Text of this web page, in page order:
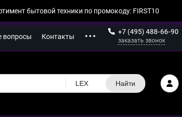
бытовой техники по промокоду: FIRST10
вопросы Контакты
+7 (495) 488-66-90
заказать звонок
LEX Найти